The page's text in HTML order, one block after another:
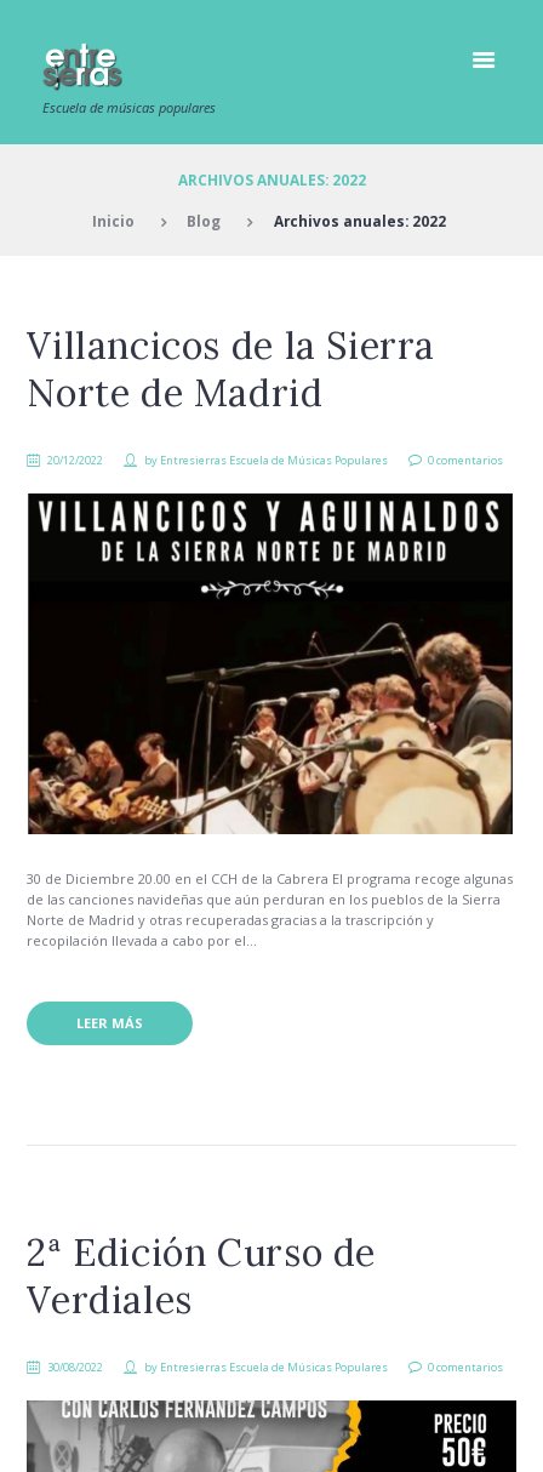
Escuela de músicas populares
ARCHIVOS ANUALES: 2022
Inicio Blog Archivos anuales: 2022
Villancicos de la Sierra
Norte de Madrid
20/12/2022 by Entresierras Escuela de Músicas Populares 0 comentarios
30 de Diciembre 20.00 en el CCH de la Cabrera El programa recoge algunas
de las canciones navideñas que aún perduran en los pueblos de la Sierra
Norte de Madrid y otras recuperadas gracias a la trascripción y
recopilación llevada a cabo por el...
LEER MÁS
2ª Edición Curso de
Verdiales
30/08/2022 by Entresierras Escuela de Músicas Populares 0 comentarios